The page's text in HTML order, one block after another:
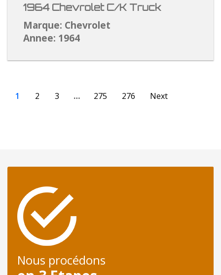
1964 Chevrolet C/K Truck
Marque: Chevrolet
Annee: 1964
1 2 3 … 275 276 Next
Nous procédons